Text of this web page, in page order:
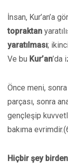
İnsan, Kur’an’a
topraktan
yaratılması;
Ve bu Kur’an’da
Önce meni,
parçası, sonra
gençleşip
bakıma
Hiçbir şey